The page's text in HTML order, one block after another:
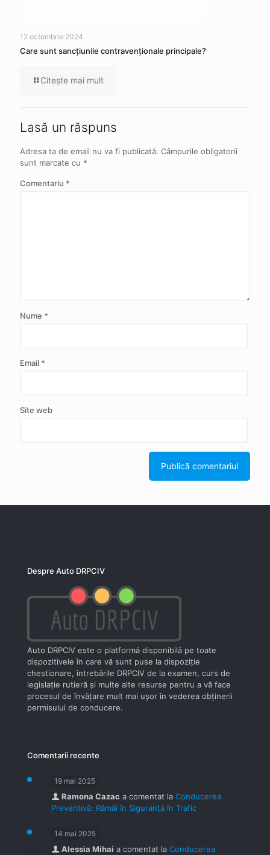
12 octombrie 2024
Care sunt sancţiunile contravenţionale principale?
Citeşte mai mult
Lasă un răspuns
Adresa ta de email nu va fi publicată. Câmpurile obligatorii
sunt marcate cu *
Comentariu *
Nume *
Email *
Site web
Despre Auto DRPCIV
Auto DRPCIV este o platformă disponibilă pe toate
dispozitivele în care vă sunt puse la dispoziţie
chestionare, întrebările DRPCIV de la examen, curs de
legislaţie rutieră şi multe alte resurse pentru a vă face
procesul de învăţare mult mai uşor în vederea obţinerii
permisului de conducere.
Comentarii recente
19 mai 2025
Ramona Cazac a comentat la Conducerea
Preventivă: Rămâi în Siguranță în Trafic
14 mai 2025
Alessia Mihai a comentat la Conducerea